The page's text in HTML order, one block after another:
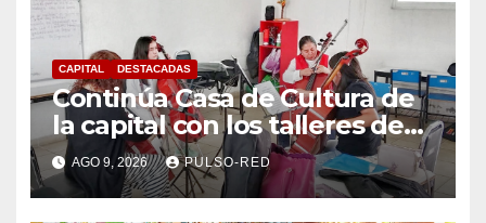
CAPITAL DESTACADAS
Continúa Casa de Cultura de
la capital con los talleres de
Danzas Polinesias y
Violoncello; las inscripciones
siguen abiertas
AGO 9, 2026 PULSO-RED